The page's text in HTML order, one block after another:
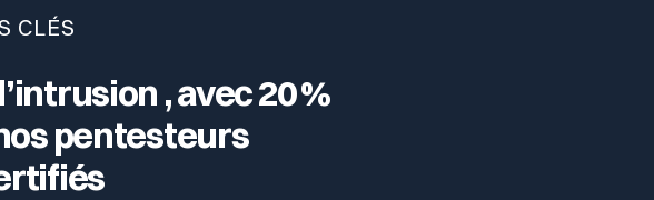
CLÉS
, avec 20 %
pentesteurs